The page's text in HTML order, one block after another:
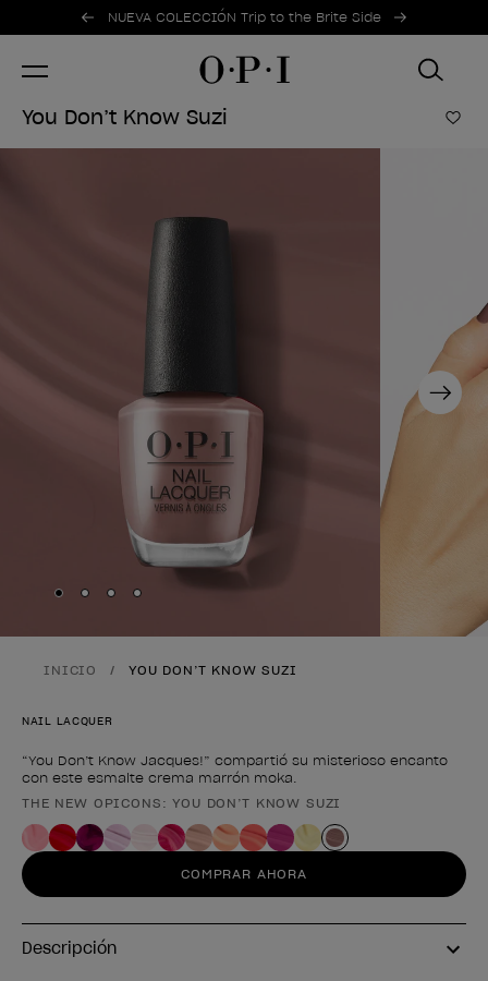
Ofertas promocionales
NUEVA COLECCIÓN Trip to the Brite Side
Item 1 of 2
You Don’t Know Suzi
Next
Skip to slide
Skip to slide
Skip to slide
Skip to slide
INICIO YOU DON’T KNOW SUZI
NAIL LACQUER
“You Don’t Know Jacques!” compartió su misterioso encanto
con este esmalte crema marrón moka.
Forma del producto
THE NEW OPICONS: YOU DON’T KNOW SUZI
COMPRAR AHORA
Descripción